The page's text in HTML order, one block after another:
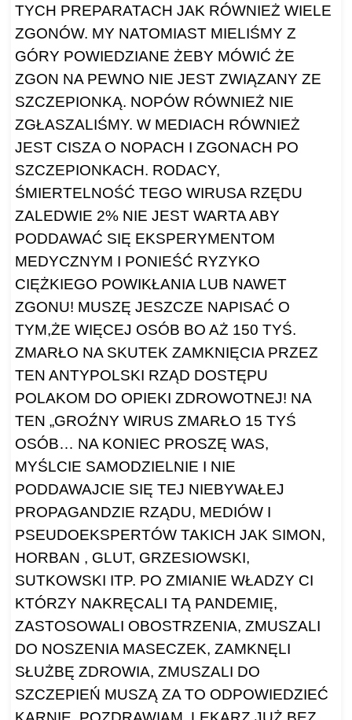
TYCH PREPARATACH JAK RÓWNIEŻ WIELE
ZGONÓW. MY NATOMIAST MIELIŚMY Z
GÓRY POWIEDZIANE ŻEBY MÓWIĆ ŻE
ZGON NA PEWNO NIE JEST ZWIĄZANY ZE
SZCZEPIONKĄ. NOPÓW RÓWNIEŻ NIE
ZGŁASZALIŚMY. W MEDIACH RÓWNIEŻ
JEST CISZA O NOPACH I ZGONACH PO
SZCZEPIONKACH. RODACY,
ŚMIERTELNOŚĆ TEGO WIRUSA RZĘDU
ZALEDWIE 2% NIE JEST WARTA ABY
PODDAWAĆ SIĘ EKSPERYMENTOM
MEDYCZNYM I PONIEŚĆ RYZYKO
CIĘŻKIEGO POWIKŁANIA LUB NAWET
ZGONU! MUSZĘ JESZCZE NAPISAĆ O
TYM,ŻE WIĘCEJ OSÓB BO AŻ 150 TYŚ.
ZMARŁO NA SKUTEK ZAMKNIĘCIA PRZEZ
TEN ANTYPOLSKI RZĄD DOSTĘPU
POLAKOM DO OPIEKI ZDROWOTNEJ! NA
TEN „GROŹNY WIRUS ZMARŁO 15 TYŚ
OSÓB… NA KONIEC PROSZĘ WAS,
MYŚLCIE SAMODZIELNIE I NIE
PODDAWAJCIE SIĘ TEJ NIEBYWAŁEJ
PROPAGANDZIE RZĄDU, MEDIÓW I
PSEUDOEKSPERTÓW TAKICH JAK SIMON,
HORBAN , GLUT, GRZESIOWSKI,
SUTKOWSKI ITP. PO ZMIANIE WŁADZY CI
KTÓRZY NAKRĘCALI TĄ PANDEMIĘ,
ZASTOSOWALI OBOSTRZENIA, ZMUSZALI
DO NOSZENIA MASECZEK, ZAMKNĘLI
SŁUŻBĘ ZDROWIA, ZMUSZALI DO
SZCZEPIEŃ MUSZĄ ZA TO ODPOWIEDZIEĆ